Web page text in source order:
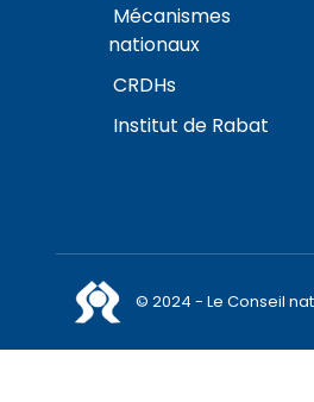
Mécanismes
nationaux
CRDHs
Institut de Rabat
© 2024 - Le Conseil